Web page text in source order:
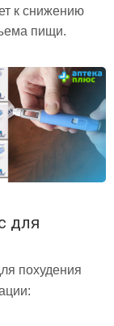
к снижению
пищи.
для
похудения